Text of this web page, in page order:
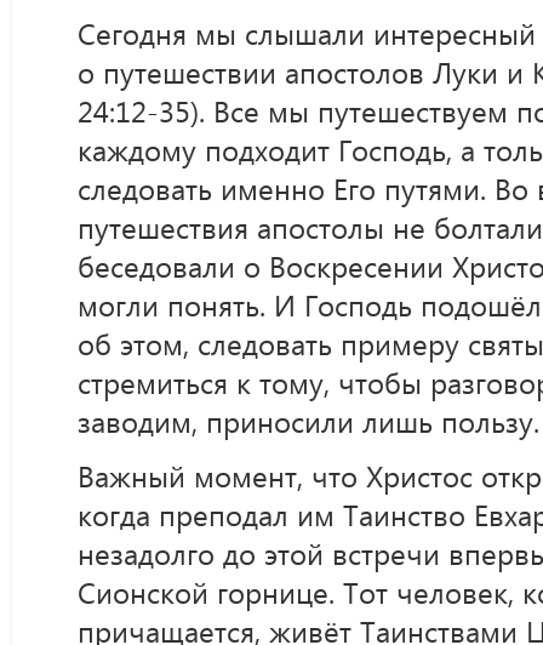
Сегодня мы слышали интересный
о путешествии апостолов Луки
24:12-35). Все мы путешествуем
каждому подходит Господь, а
следовать именно Его путями. Во
путешествия апостолы не
беседовали о Воскресении
могли понять. И Господь
об этом, следовать примеру
стремиться к тому, чтобы
заводим, приносили лишь пользу.
Важный момент, что Христос
когда преподал им Таинство
незадолго до этой встречи
Сионской горнице. Тот человек,
причащается, живёт Таинствами